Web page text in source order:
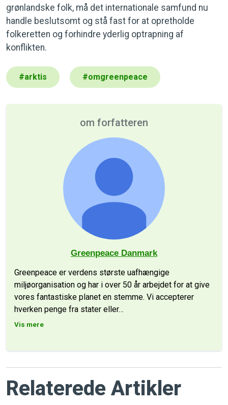
grønlandske folk, må det internationale samfund nu
handle beslutsomt og stå fast for at opretholde
folkeretten og forhindre yderlig optrapning af
konflikten.
#arktis #omgreenpeace
om forfatteren
Greenpeace Danmark
Greenpeace er verdens største uafhængige
miljøorganisation og har i over 50 år arbejdet for at give
vores fantastiske planet en stemme. Vi accepterer
hverken penge fra stater eller…
Vis mere
Relaterede Artikler